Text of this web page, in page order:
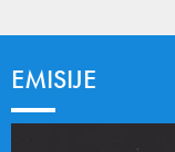
EMISIJE